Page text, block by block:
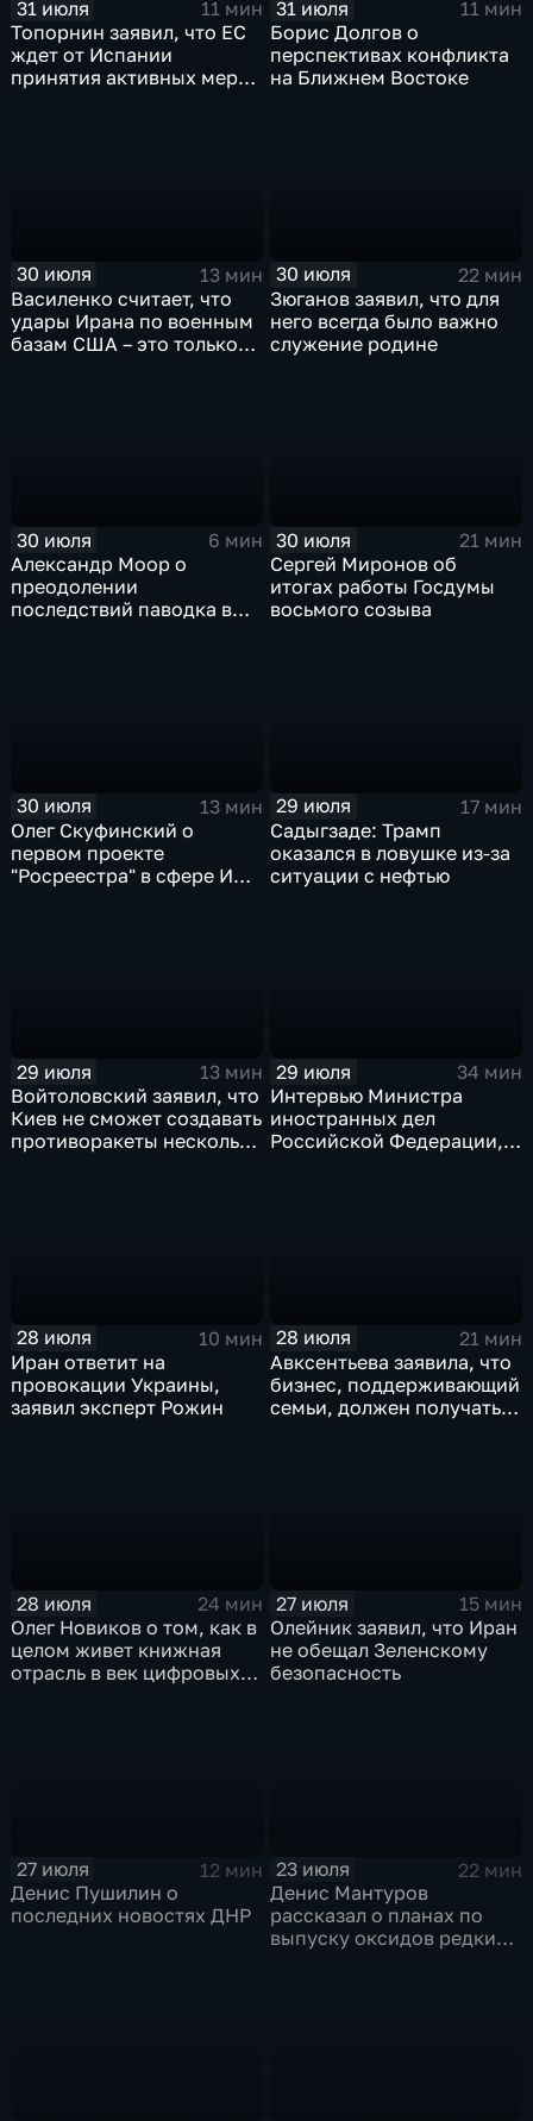
31 июля
11 мин
Топорнин заявил, что ЕС
ждет от Испании
принятия активных мер
31 июля
11 мин
Борис Долгов о
перспективах конфликта
на Ближнем Востоке
30 июля
13 мин
Василенко считает, что
удары Ирана по военным
базам США – это только
30 июля
22 мин
Зюганов заявил, что для
него всегда было важно
служение родине
30 июля
6 мин
Александр Моор о
преодолении
последствий паводка в
30 июля
21 мин
Сергей Миронов об
итогах работы Госдумы
восьмого созыва
30 июля
13 мин
Олег Скуфинский о
первом проекте
"Росреестра" в сфере ИИ
29 июля
17 мин
Садыгзаде: Трамп
оказался в ловушке из-за
ситуации с нефтью
29 июля
13 мин
Войтоловский заявил, что
Киев не сможет создавать
противоракеты несколько
29 июля
34 мин
Интервью Министра
иностранных дел
Российской Федерации,
28 июля
10 мин
Иран ответит на
провокации Украины,
заявил эксперт Рожин
28 июля
21 мин
Авксентьева заявила, что
бизнес, поддерживающий
семьи, должен получать
28 июля
24 мин
Олег Новиков о том, как в
целом живет книжная
отрасль в век цифровых
27 июля
15 мин
Олейник заявил, что Иран
не обещал Зеленскому
безопасность
27 июля
12 мин
Денис Пушилин о
последних новостях ДНР
23 июля
22 мин
Денис Мантуров
рассказал о планах по
выпуску оксидов редких